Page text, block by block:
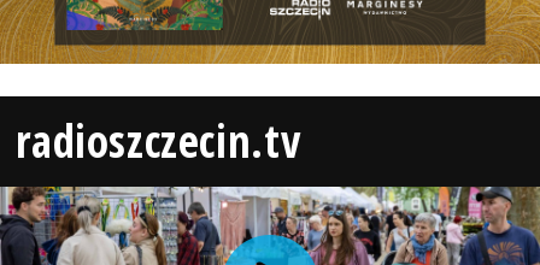
radioszczecin.tv